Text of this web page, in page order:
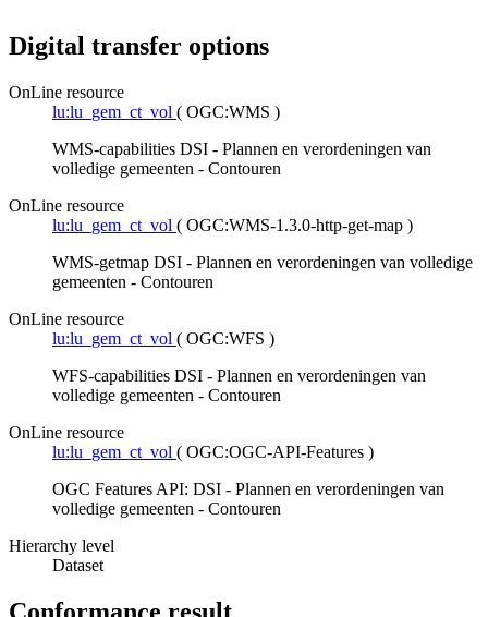
Digital transfer options
OnLine resource
lu:lu_gem_ct_vol ( OGC:WMS )
WMS-capabilities DSI - Plannen en verordeningen van
volledige gemeenten - Contouren
OnLine resource
lu:lu_gem_ct_vol ( OGC:WMS-1.3.0-http-get-map )
WMS-getmap DSI - Plannen en verordeningen van volledige
gemeenten - Contouren
OnLine resource
lu:lu_gem_ct_vol ( OGC:WFS )
WFS-capabilities DSI - Plannen en verordeningen van
volledige gemeenten - Contouren
OnLine resource
lu:lu_gem_ct_vol ( OGC:OGC-API-Features )
OGC Features API: DSI - Plannen en verordeningen van
volledige gemeenten - Contouren
Hierarchy level
Dataset